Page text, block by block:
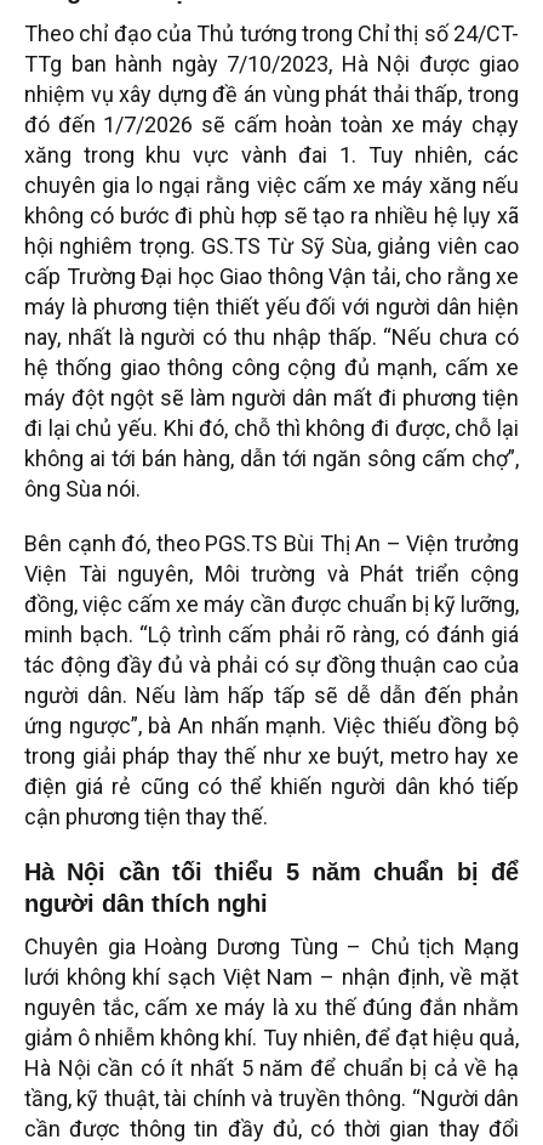
Theo chỉ đạo của Thủ tướng trong Chỉ thị số 24/CT-
TTg ban hành ngày 7/10/2023, Hà Nội được giao
nhiệm vụ xây dựng đề án vùng phát thải thấp, trong
đó đến 1/7/2026 sẽ cấm hoàn toàn xe máy chạy
xăng trong khu vực vành đai 1. Tuy nhiên, các
chuyên gia lo ngại rằng việc cấm xe máy xăng nếu
không có bước đi phù hợp sẽ tạo ra nhiều hệ lụy xã
hội nghiêm trọng. GS.TS Từ Sỹ Sùa, giảng viên cao
cấp Trường Đại học Giao thông Vận tải, cho rằng xe
máy là phương tiện thiết yếu đối với người dân hiện
nay, nhất là người có thu nhập thấp. “Nếu chưa có
hệ thống giao thông công cộng đủ mạnh, cấm xe
máy đột ngột sẽ làm người dân mất đi phương tiện
đi lại chủ yếu. Khi đó, chỗ thì không đi được, chỗ lại
không ai tới bán hàng, dẫn tới ngăn sông cấm chợ”,
ông Sùa nói.
Bên cạnh đó, theo PGS.TS Bùi Thị An – Viện trưởng
Viện Tài nguyên, Môi trường và Phát triển cộng
đồng, việc cấm xe máy cần được chuẩn bị kỹ lưỡng,
minh bạch. “Lộ trình cấm phải rõ ràng, có đánh giá
tác động đầy đủ và phải có sự đồng thuận cao của
người dân. Nếu làm hấp tấp sẽ dễ dẫn đến phản
ứng ngược”, bà An nhấn mạnh. Việc thiếu đồng bộ
trong giải pháp thay thế như xe buýt, metro hay xe
điện giá rẻ cũng có thể khiến người dân khó tiếp
cận phương tiện thay thế.
Hà Nội cần tối thiểu 5 năm chuẩn bị để
người dân thích nghi
Chuyên gia Hoàng Dương Tùng – Chủ tịch Mạng
lưới không khí sạch Việt Nam – nhận định, về mặt
nguyên tắc, cấm xe máy là xu thế đúng đắn nhằm
giảm ô nhiễm không khí. Tuy nhiên, để đạt hiệu quả,
Hà Nội cần có ít nhất 5 năm để chuẩn bị cả về hạ
tầng, kỹ thuật, tài chính và truyền thông. “Người dân
cần được thông tin đầy đủ, có thời gian thay đổi